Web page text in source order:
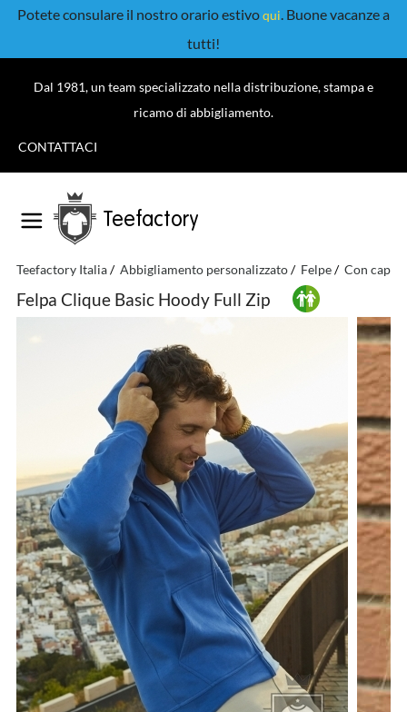
Potete consulare il nostro orario estivoqui. Buone vacanze a
tutti!
Dal 1981, un team specializzato nella distribuzione, stampa e
ricamo di abbigliamento.
CONTATTACI
Teefactory
Teefactory Italia Abbigliamento personalizzato Felpe Con
Felpa Clique Basic Hoody Full Zip